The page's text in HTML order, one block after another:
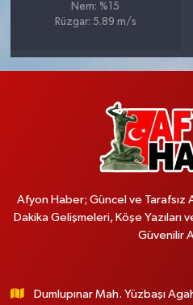
Nem: %15
Rüzgar: 5.89 m/s
Afyon Haber; Güncel ve
Dakika Gelişmeleri, Köşe Yazıları
Güvenilir
Dumlupınar Mah. Yüzbaşı